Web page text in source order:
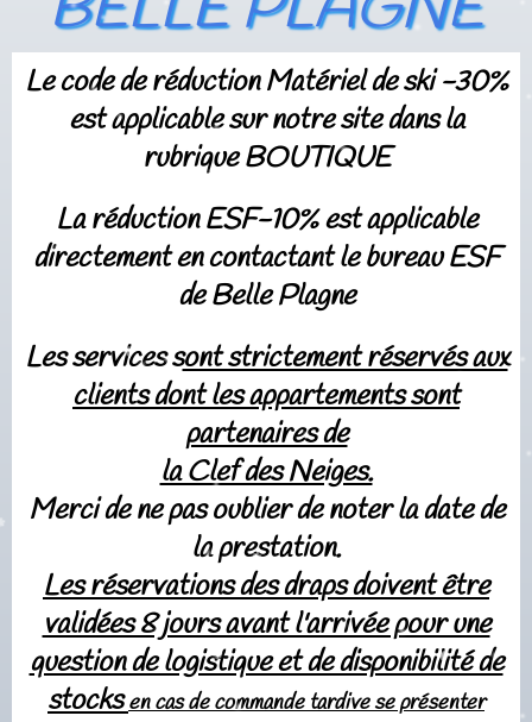
Le code de réduction Matériel de ski -30%
est applicable sur notre site dans la
rubrique BOUTIQUE
La réduction ESF-10% est applicable
directement en contactant le bureau ESF
de Belle Plagne
Les services sont strictement réservés aux
clients dont les appartements sont
partenaires de
la Clef des Neiges.
Merci de ne pas oublier de noter la date de
la prestation.
Les réservations des draps doivent être
validées 8 jours avant l'arrivée pour une
question de logistique et de disponibilité de
stocksen cas de commande tardive se présenter